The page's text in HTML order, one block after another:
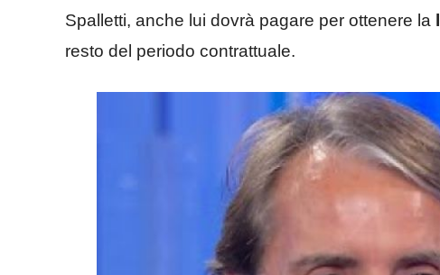
Spalletti, anche lui dovrà pagare per ottenere la
resto del periodo contrattuale.